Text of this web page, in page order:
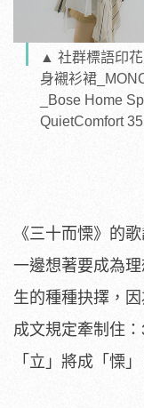
▲ 社群標語印
身襯衫裙
_Bose Home
QuietComfort 35
《三十而慄》的
一邊想著要成為
生的種種抉擇，
成文規定牽制住
「立」將成「慄」